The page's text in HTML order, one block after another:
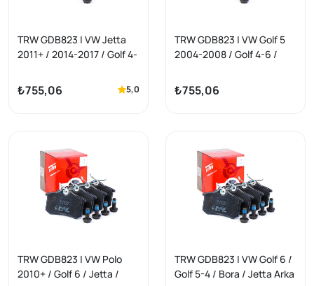
TRW GDB823 | VW Jetta
2011+ / 2014-2017 / Golf 4-
Takımı GDB1330
₺755,06 5,0
TRW GDB823 | VW Golf 5
2004-2008 / Golf 4-6 /
Balata Takımı
₺755,06
TRW GDB823 | VW Polo
2010+ / Golf 6 / Jetta /
TRW GDB823 | VW Golf 6 /
Golf 5-4 / Bora / Jetta Arka